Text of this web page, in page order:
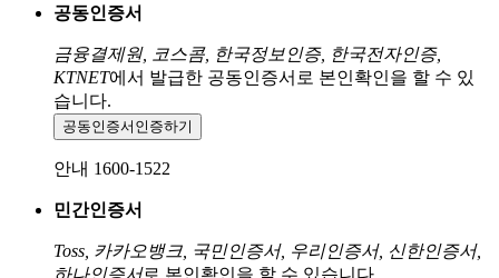
공동인증서
금융결제원, 코스콤, 한국정보인증, 한국전자인증,
KTNET에서 발급한 공동인증서로 본인확인을 할 수 있
습니다.
공동인증서 인증하기
안내 1600-1522
민간인증서
Toss, 카카오뱅크, 국민인증서, 우리인증서, 신한인증서,